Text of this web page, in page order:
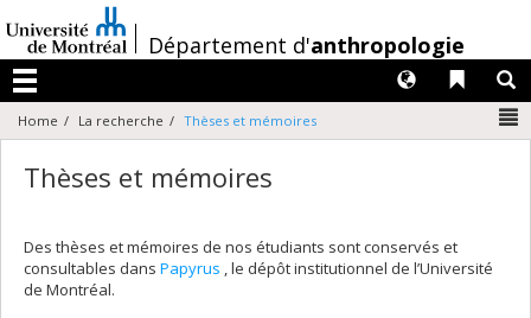
au
contenu
/Département d'anthropologie
Menu
Liens
Langues
Home La recherche Thèses et mémoires
Thèses et mémoires
Des thèses et mémoires de nos étudiants sont conservés et
consultables dans Papyrus , le dépôt institutionnel de l’Université
de Montréal.